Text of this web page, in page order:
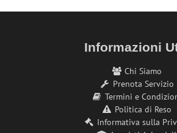
Informazioni
Chi Siamo
Prenota Servizio
Termini e
Politica di Reso
Informativa sulla